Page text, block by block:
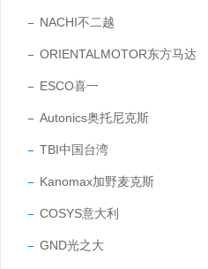
NACHI不二越
ORIENTALMOTOR东方马达
ESCO喜一
Autonics奥托尼克斯
TBI中国台湾
Kanomax加野麦克斯
COSYS意大利
GND光之大